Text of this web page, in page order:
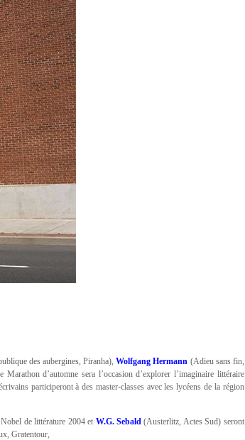
des aubergines, Piranha),Wolfgang Hermann (Adieu sans fin,
Marathon d’automne sera l’occasion d’explorer l’imaginaire littéraire
participeront à des master-classes avec les lycéens de la région
de littérature 2004 et W.G. Sebald(Austerlitz, Actes Sud) seront
Gratentour,